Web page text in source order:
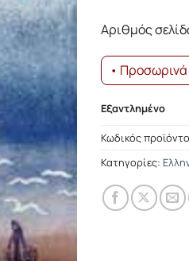
Αριθμός
•
Εξαντλημένο
Κωδικός
Κατηγορίες: